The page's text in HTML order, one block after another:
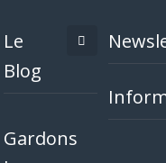
Le
Blog
Gardons